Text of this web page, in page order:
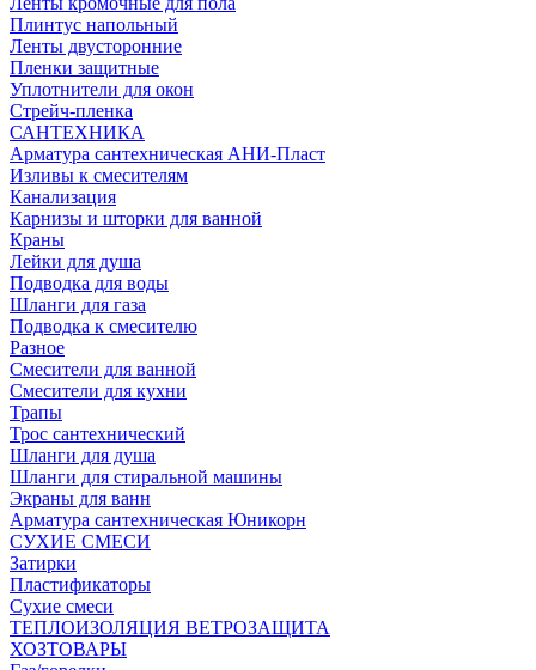
Плинтус напольный
Ленты двусторонние
Пленки защитные
Уплотнители для окон
Стрейч-пленка
САНТЕХНИКА
Арматура сантехническая АНИ-Пласт
Изливы к смесителям
Канализация
Карнизы и шторки для ванной
Краны
Лейки для душа
Подводка для воды
Шланги для газа
Подводка к смесителю
Разное
Смесители для ванной
Смесители для кухни
Трапы
Трос сантехнический
Шланги для душа
Шланги для стиральной машины
Экраны для ванн
Арматура сантехническая Юникорн
СУХИЕ СМЕСИ
Затирки
Пластификаторы
Сухие смеси
ТЕПЛОИЗОЛЯЦИЯ ВЕТРОЗАЩИТА
ХОЗТОВАРЫ